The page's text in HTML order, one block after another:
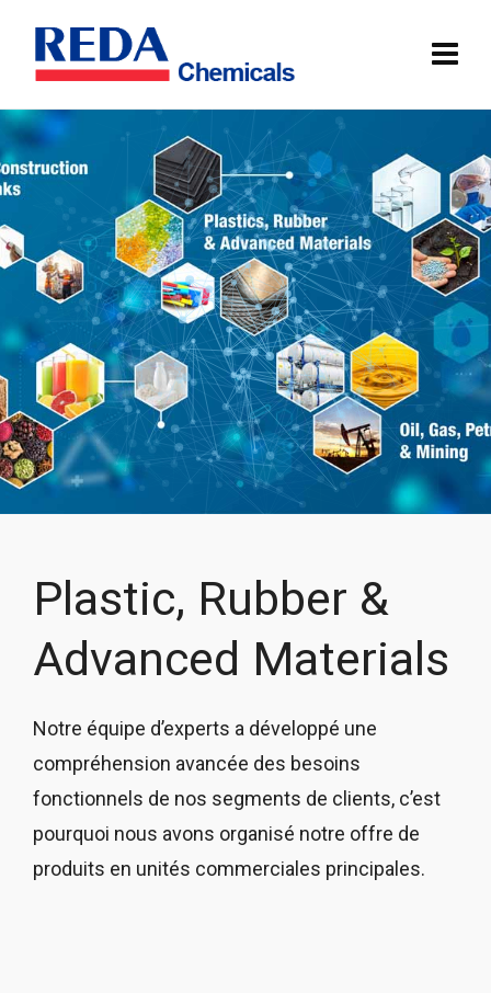
Plastic, Rubber &
Advanced Materials
Notre équipe d’experts a développé une
compréhension avancée des besoins
fonctionnels de nos segments de clients, c’est
pourquoi nous avons organisé notre offre de
produits en unités commerciales principales.